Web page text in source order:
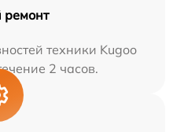
техники Kugoo
2 часов.